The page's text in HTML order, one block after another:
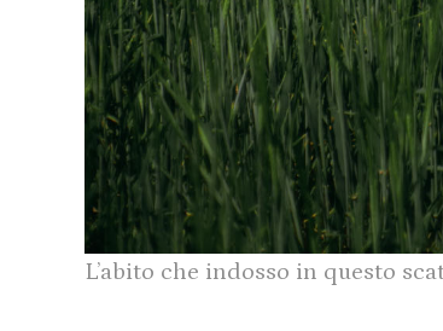
L’abito che indosso in questo